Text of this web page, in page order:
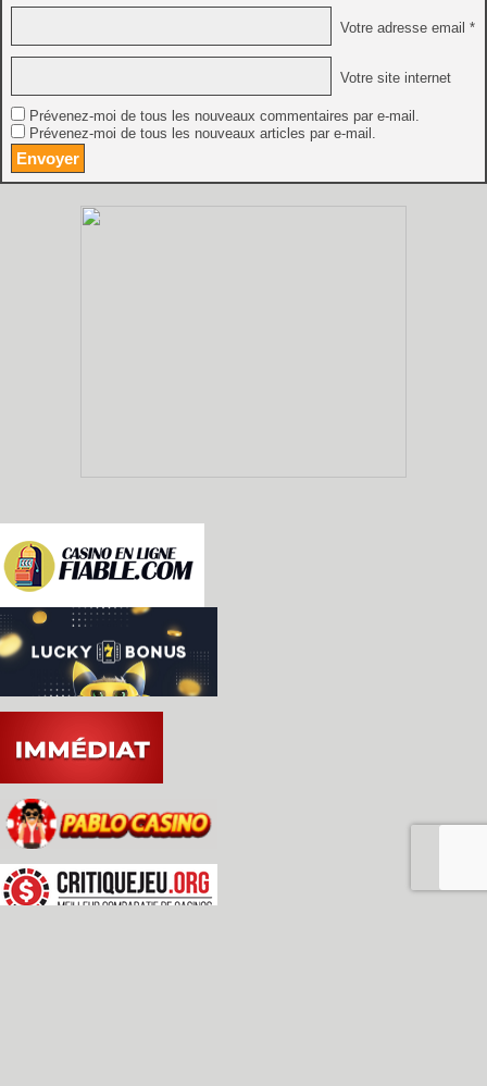
Votre adresse email *
Votre site internet
Prévenez-moi de tous les nouveaux commentaires par e-mail.
Prévenez-moi de tous les nouveaux articles par e-mail.